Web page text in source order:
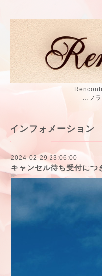
…フラン
インフォメーション
2024-02-29 23:06:00
キャンセル待ち受付につ